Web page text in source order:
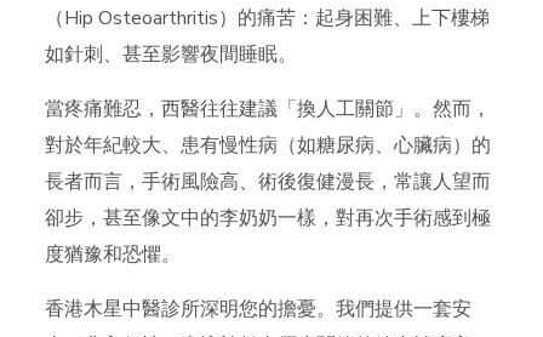
（Hip Osteoarthritis）的痛苦：起身困難、上下樓梯
如針刺、甚至影響夜間睡眠。
當疼痛難忍，西醫往往建議「換人工關節」。然而，
對於年紀較大、患有慢性病（如糖尿病、心臟病）的
長者而言，手術風險高、術後復健漫長，常讓人望而
卻步，甚至像文中的李奶奶一樣，對再次手術感到極
度猶豫和恐懼。
香港木星中醫診所深明您的擔憂。我們提供一套安